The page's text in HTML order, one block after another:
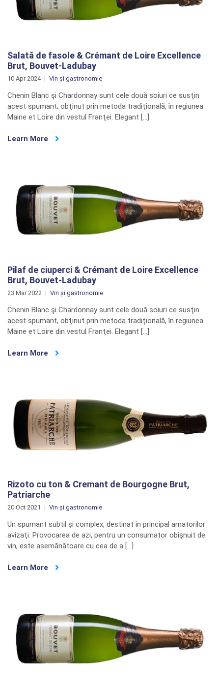
Salată de fasole & Crémant de Loire Excellence
Brut, Bouvet-Ladubay
10 Apr 2024 Vin și gastronomie
Chenin Blanc şi Chardonnay sunt cele două soiuri ce susţin
acest spumant, obţinut prin metoda tradiţională, în regiunea
Maine et Loire din vestul Franţei. Elegant […]
Learn More
Pilaf de ciuperci & Crémant de Loire Excellence
Brut, Bouvet-Ladubay
23 Mar 2022 Vin și gastronomie
Chenin Blanc şi Chardonnay sunt cele două soiuri ce susţin
acest spumant, obţinut prin metoda tradiţională, în regiunea
Maine et Loire din vestul Franţei. Elegant […]
Learn More
Rizoto cu ton & Cremant de Bourgogne Brut,
Patriarche
20 Oct 2021 Vin și gastronomie
Un spumant subtil şi complex, destinat în principal amatorilor
avizaţi. Provocarea de azi, pentru un consumator obişnuit de
vin, este asemănătoare cu cea de a […]
Learn More